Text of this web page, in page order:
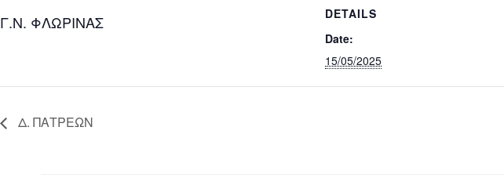
Γ.Ν. ΦΛΩΡΙΝΑΣ
DETAILS
Date:
15/05/2025
Δ. ΠΑΤΡΕΩΝ